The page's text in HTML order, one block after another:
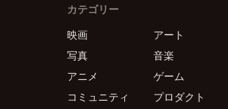
カテゴリー
映画
アート
写真
音楽
アニメ
ゲーム
コミュニティ
プロダクト